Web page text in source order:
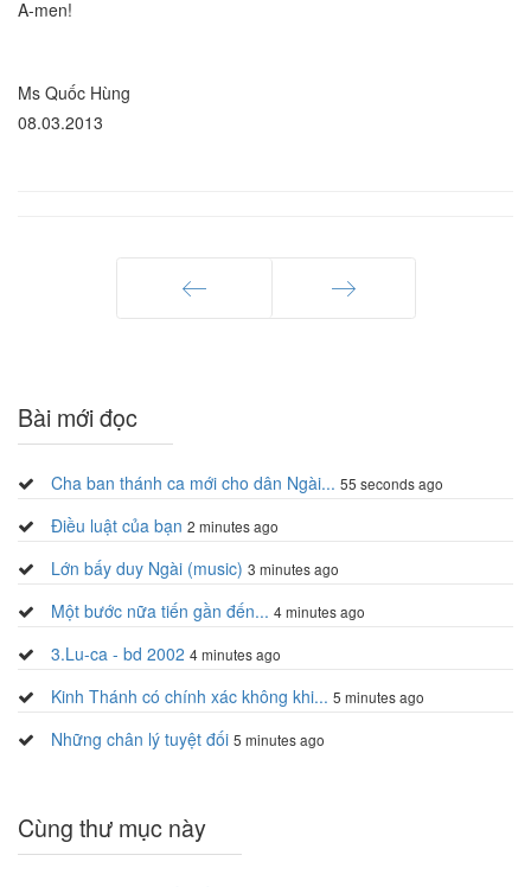
A-men!
Ms Quốc Hùng
08.03.2013
Bài mới đọc
Cha ban thánh ca mới cho dân Ngài... 55 seconds ago
Điều luật của bạn 2 minutes ago
Lớn bấy duy Ngài (music) 3 minutes ago
Một bước nữa tiến gần đến... 4 minutes ago
3.Lu-ca - bd 2002 4 minutes ago
Kinh Thánh có chính xác không khi... 5 minutes ago
Những chân lý tuyệt đối 5 minutes ago
Cùng thư mục này